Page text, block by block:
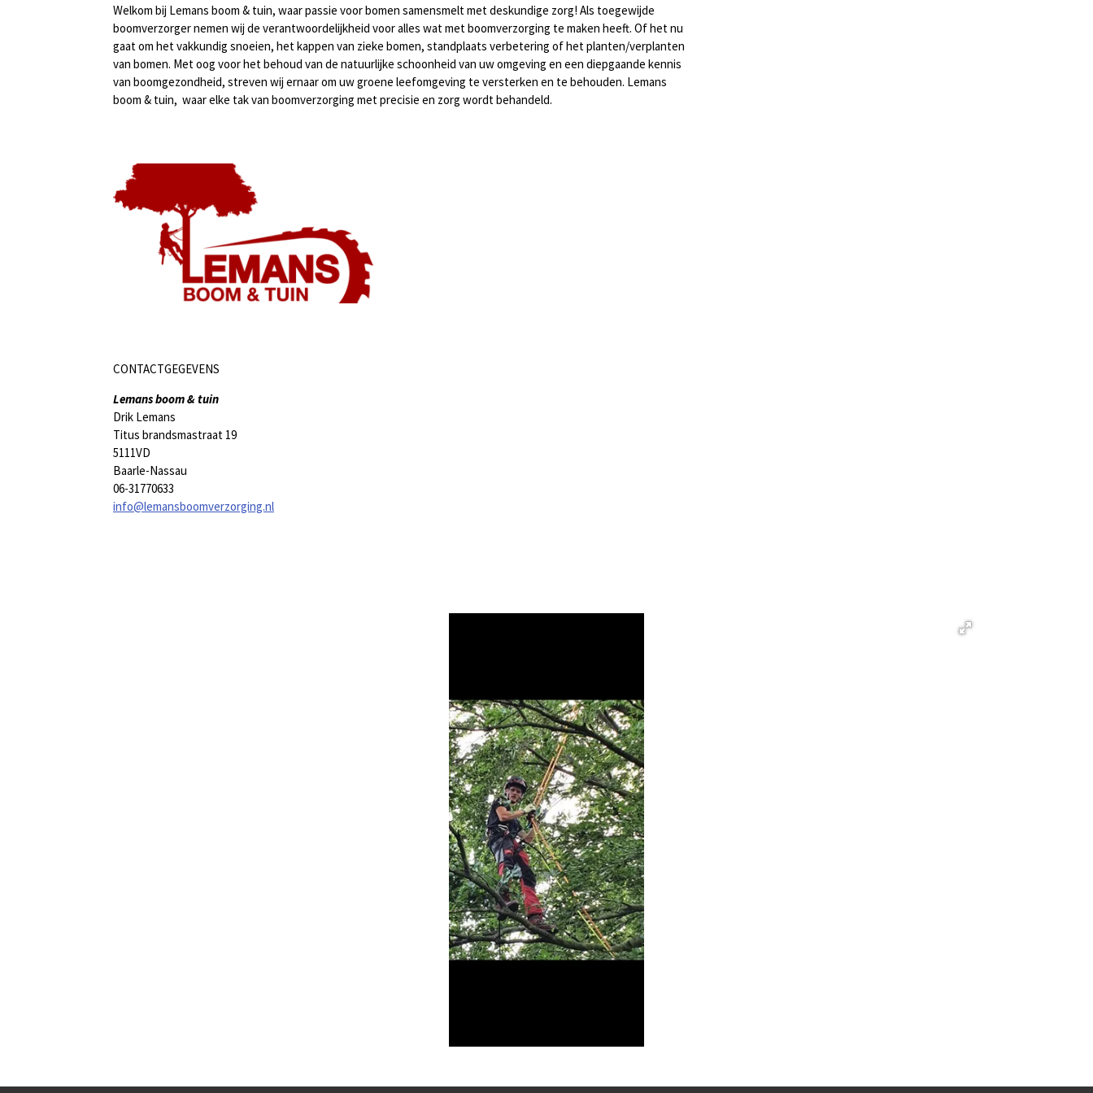
Welkom bij Lemans boom & tuin, waar passie voor bomen samensmelt met deskundige zorg! Als toegewijde
boomverzorger nemen wij de verantwoordelijkheid voor alles wat met boomverzorging te maken heeft. Of het nu
gaat om het vakkundig snoeien, het kappen van zieke bomen, standplaats verbetering of het planten/verplanten
van bomen. Met oog voor het behoud van de natuurlijke schoonheid van uw omgeving en een diepgaande kennis
van boomgezondheid, streven wij ernaar om uw groene leefomgeving te versterken en te behouden. Lemans
boom & tuin, waar elke tak van boomverzorging met precisie en zorg wordt behandeld.
c
b
o
o
k
CONTACTGEGEVENS
Lemans boom & tuin
Drik Lemans
Titus brandsmastraat 19
5111VD
Baarle-Nassau
06-31770633
info@lemansboomverzorging.nl